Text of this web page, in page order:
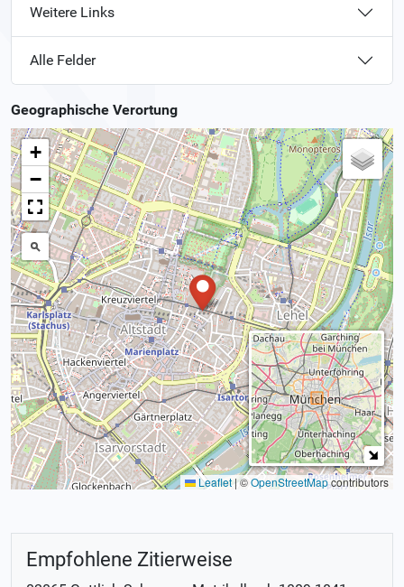
Weitere Links
Alle Felder
Geographische Verortung
+
−
Leaflet|©OpenStreetMapcontributors
Empfohlene Zitierweise